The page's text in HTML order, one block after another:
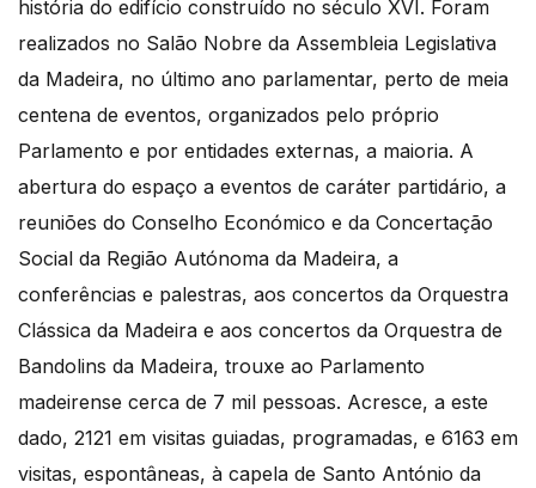
história do edifício construído no século XVI. Foram
realizados no Salão Nobre da Assembleia Legislativa
da Madeira, no último ano parlamentar, perto de meia
centena de eventos, organizados pelo próprio
Parlamento e por entidades externas, a maioria. A
abertura do espaço a eventos de caráter partidário, a
reuniões do Conselho Económico e da Concertação
Social da Região Autónoma da Madeira, a
conferências e palestras, aos concertos da Orquestra
Clássica da Madeira e aos concertos da Orquestra de
Bandolins da Madeira, trouxe ao Parlamento
madeirense cerca de 7 mil pessoas. Acresce, a este
dado, 2121 em visitas guiadas, programadas, e 6163 em
visitas, espontâneas, à capela de Santo António da